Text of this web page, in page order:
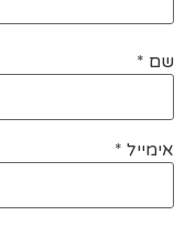
שם *
אימייל *